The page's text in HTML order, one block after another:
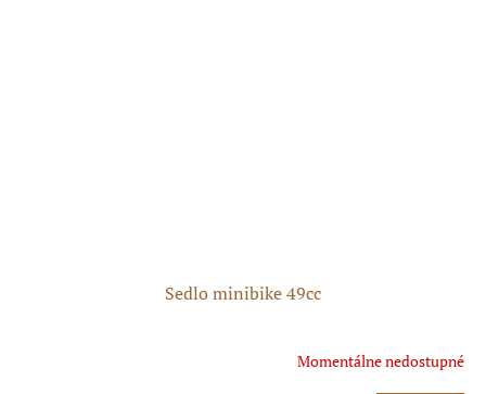
Sedlo minibike 49cc
Momentálne nedostupné